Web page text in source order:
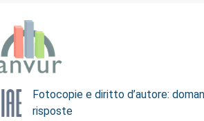
Fotocopie e diritto d’autore:
risposte